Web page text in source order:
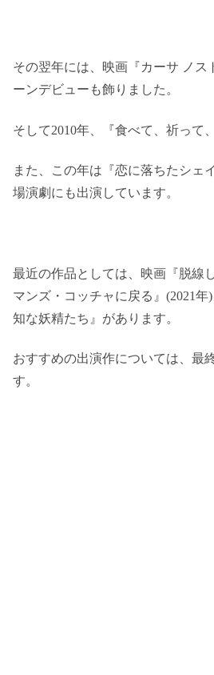
その翌年には、映画『カーサ ノス
ーンデビューも飾りました。
そして2010年、『食べて、祈って
また、この年は『恋に落ちたシェ
場演劇にも出演しています。
最近の作品としては、映画『脱線
マンズ・コッチャに戻る』(2021
知な妖精たち』があります。
おすすめの出演作については、最
す。